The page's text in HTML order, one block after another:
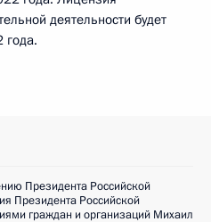
деятельности будет
года.
Президента Российской
Президента Российской
граждан и организаций Михаил